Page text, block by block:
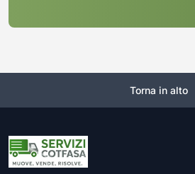
Torna in alto